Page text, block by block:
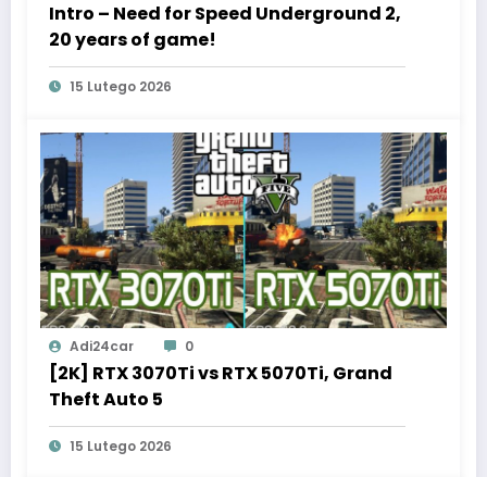
Intro – Need for Speed Underground 2,
20 years of game!
15 Lutego 2026
Adi24car 0
[2K] RTX 3070Ti vs RTX 5070Ti, Grand
Theft Auto 5
15 Lutego 2026